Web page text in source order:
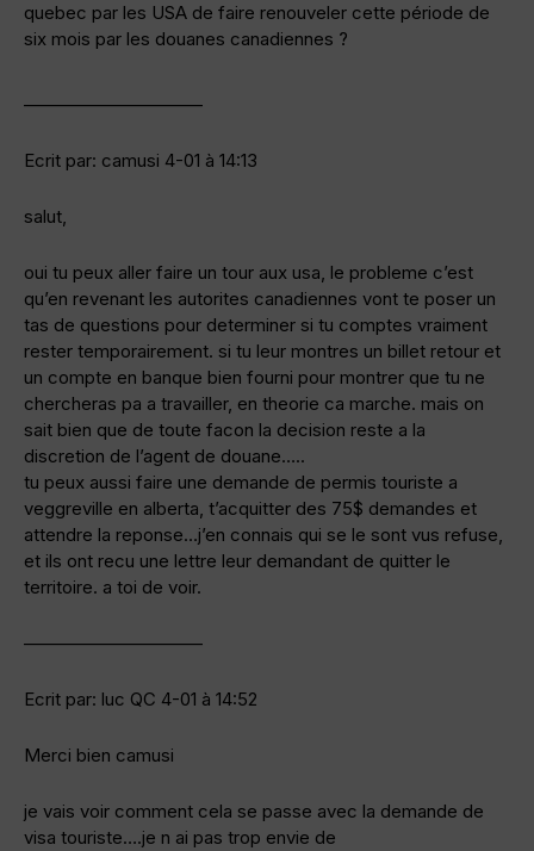
quebec par les USA de faire renouveler cette période de
six mois par les douanes canadiennes ?
——————————
Ecrit par: camusi 4-01 à 14:13
salut,
oui tu peux aller faire un tour aux usa, le probleme c’est
qu’en revenant les autorites canadiennes vont te poser un
tas de questions pour determiner si tu comptes vraiment
rester temporairement. si tu leur montres un billet retour et
un compte en banque bien fourni pour montrer que tu ne
chercheras pa a travailler, en theorie ca marche. mais on
sait bien que de toute facon la decision reste a la
discretion de l’agent de douane…..
tu peux aussi faire une demande de permis touriste a
veggreville en alberta, t’acquitter des 75$ demandes et
attendre la reponse…j’en connais qui se le sont vus refuse,
et ils ont recu une lettre leur demandant de quitter le
territoire. a toi de voir.
——————————
Ecrit par: luc QC 4-01 à 14:52
Merci bien camusi
je vais voir comment cela se passe avec la demande de
visa touriste….je n ai pas trop envie de